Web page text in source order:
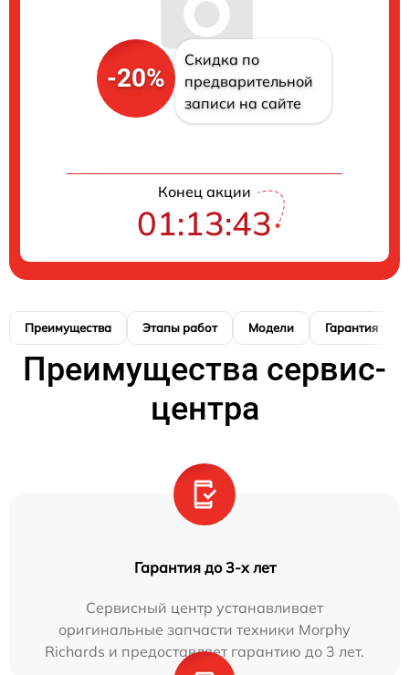
-20%
Скидка по
предварительной
записи на сайте
Конец акции
01:13:42
Преимущества Этапы работ Модели Гарантия
Преимущества сервис-
центра
Гарантия до 3-х лет
Сервисный центр устанавливает
оригинальные запчасти техники Morphy
Richards и предоставляет гарантию до 3 лет.